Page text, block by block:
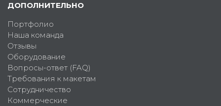
ДОПОЛНИТЕЛЬНО
Портфолио
Наша команда
Отзывы
Оборудование
Вопросы-ответ (FAQ)
Требования к макетам
Сотрудничество
Коммерческие